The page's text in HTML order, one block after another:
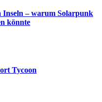
Inseln – warum Solarpunk
könnte
Tycoon